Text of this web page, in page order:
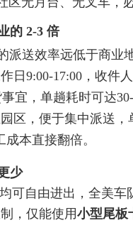
的 2-3 倍
派送效率远低于商
日9:00-17:00，收
宜，单趟耗时可达
区，便于集中派送
本直接翻倍。
少
可自由进出，全美
，仅能使用小型尾板